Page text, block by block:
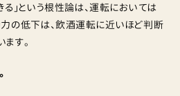
る」という根性論は、運転においては
の低下は、飲酒運転に近いほど判断
す。